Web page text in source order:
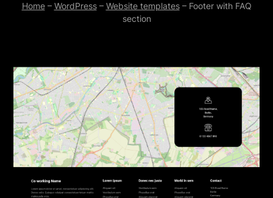
Home– WordPress– Website templates– Footer with FAQ
section